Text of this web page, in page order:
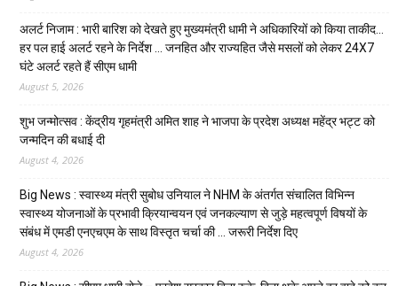
अलर्ट निजाम : भारी बारिश को देखते हुए मुख्यमंत्री धामी ने अधिकारियों को किया ताकीद…
हर पल हाई अलर्ट रहने के निर्देश … जनहित और राज्यहित जैसे मसलों को लेकर 24X7
घंटे अलर्ट रहते हैं सीएम धामी
August 5, 2026
शुभ जन्मोत्सव : केंद्रीय गृहमंत्री अमित शाह ने भाजपा के प्रदेश अध्यक्ष महेंद्र भट्ट को
जन्मदिन की बधाई दी
August 4, 2026
Big News : स्वास्थ्य मंत्री सुबोध उनियाल ने NHM के अंतर्गत संचालित विभिन्न
स्वास्थ्य योजनाओं के प्रभावी क्रियान्वयन एवं जनकल्याण से जुड़े महत्वपूर्ण विषयों के
संबंध में एमडी एनएचएम के साथ विस्तृत चर्चा की … जरूरी निर्देश दिए
August 4, 2026